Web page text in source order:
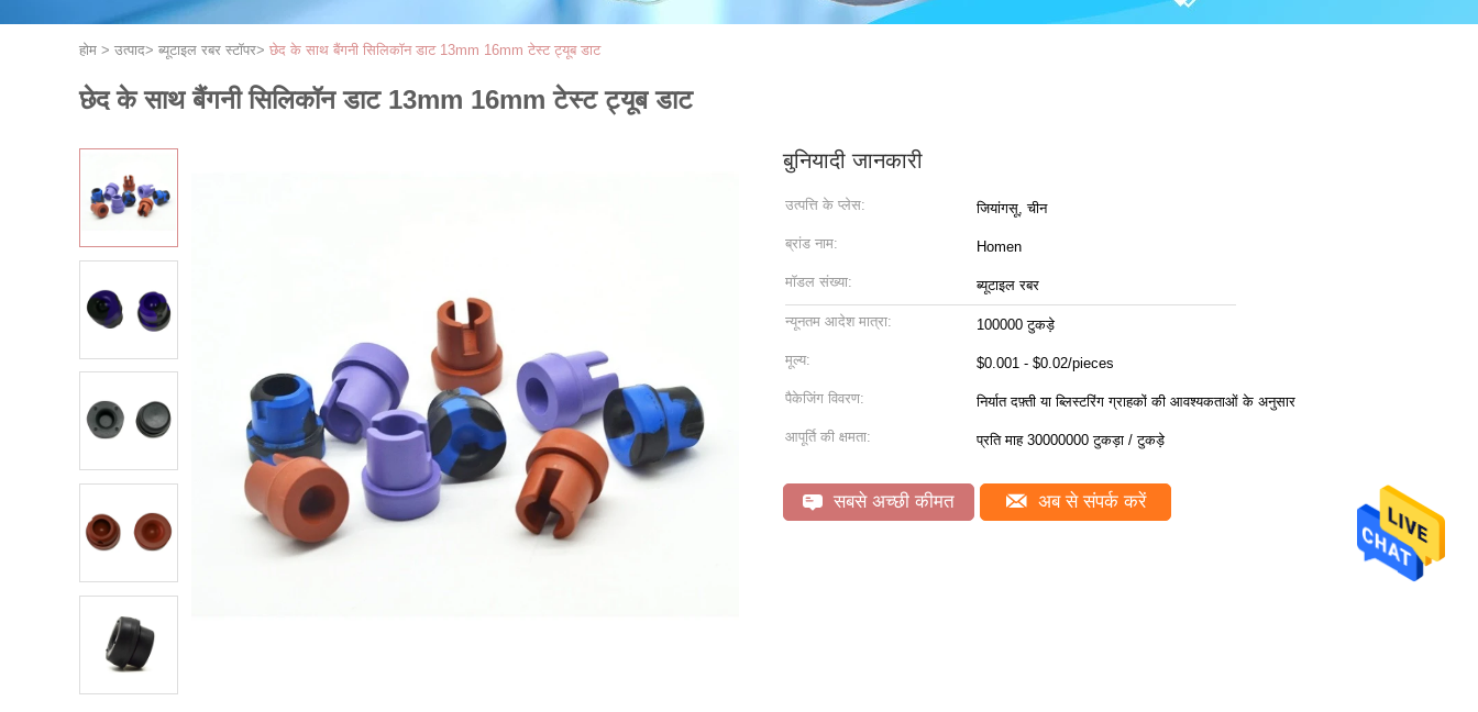
होम > उत्पाद> ब्यूटाइल रबर स्टॉपर> छेद के साथ बैंगनी सिलिकॉन डाट 13mm 16mm टेस्ट ट्यूब डाट
छेद के साथ बैंगनी सिलिकॉन डाट 13mm 16mm टेस्ट ट्यूब डाट
बुनियादी जानकारी
उत्पत्ति के प्लेस: जियांगसू, चीन
ब्रांड नाम: Homen
मॉडल संख्या: ब्यूटाइल रबर
न्यूनतम आदेश मात्रा: 100000 टुकड़े
मूल्य: $0.001 - $0.02/pieces
पैकेजिंग विवरण: निर्यात दफ़्ती या ब्लिस्टरिंग ग्राहकों की आवश्यकताओं के अनुसार
आपूर्ति की क्षमता: प्रति माह 30000000 टुकड़ा / टुकड़े
सबसे अच्छी कीमत अब से संपर्क करें